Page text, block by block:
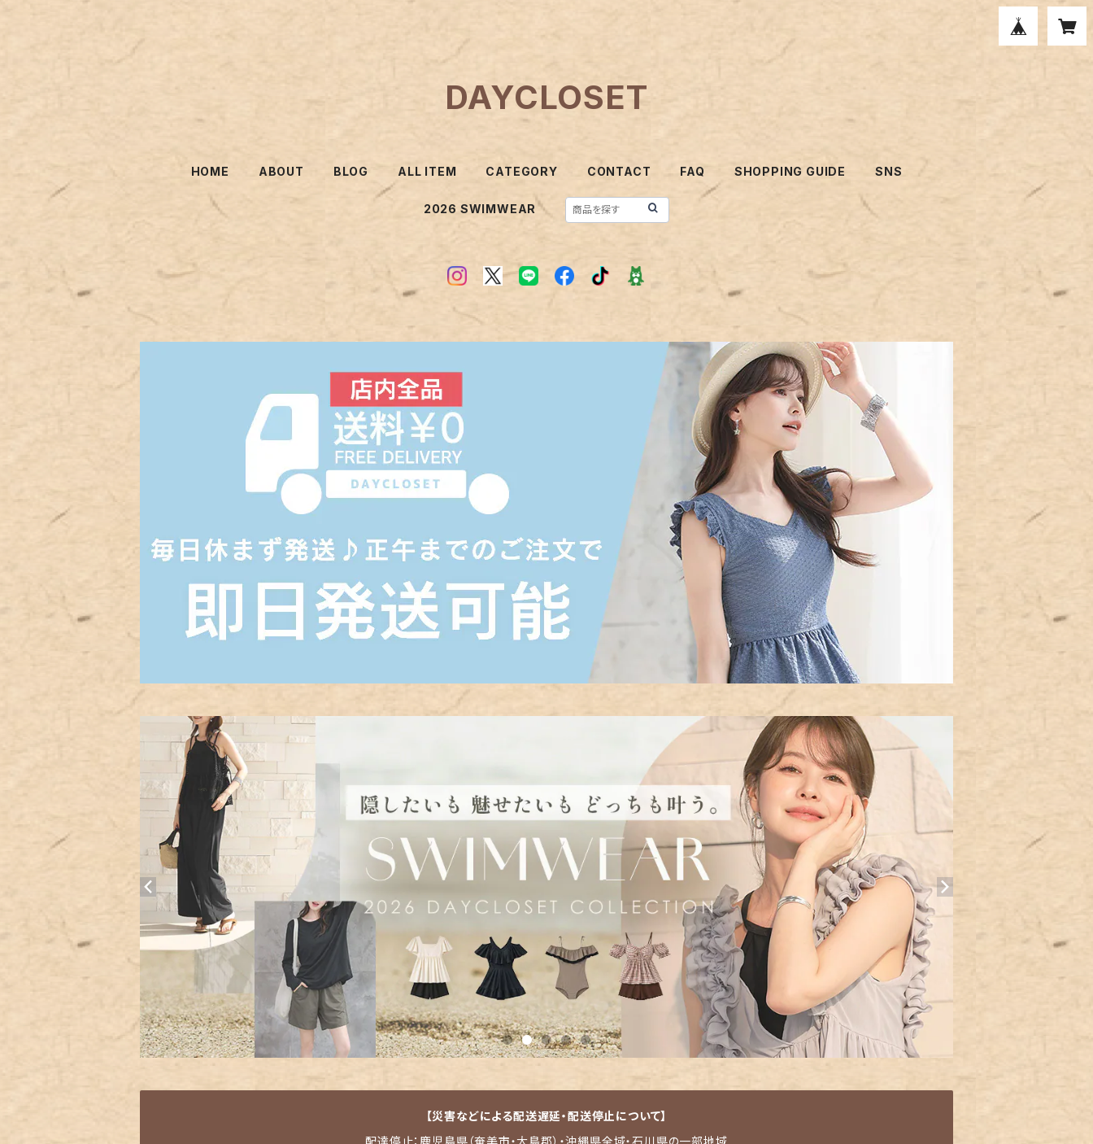
DAYCLOSET
HOME ABOUT BLOG ALL ITEM CATEGORY CONTACT FAQ SHOPPING GUIDE SNS
2026 SWIMWEAR
【災害などによる配送遅延・配送停止について】
配達停止：鹿児島県（奄美市・大島郡）・沖縄県全域・石川県の一部地域